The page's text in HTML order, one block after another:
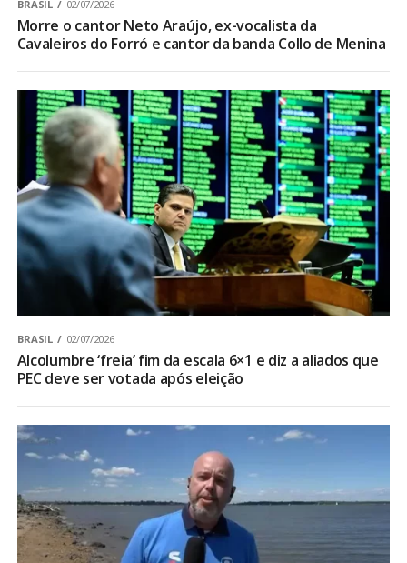
BRASIL 02/07/2026
Morre o cantor Neto Araújo, ex-vocalista da
Cavaleiros do Forró e cantor da banda Collo de Menina
BRASIL 02/07/2026
Alcolumbre ‘freia’ fim da escala 6×1 e diz a aliados que
PEC deve ser votada após eleição